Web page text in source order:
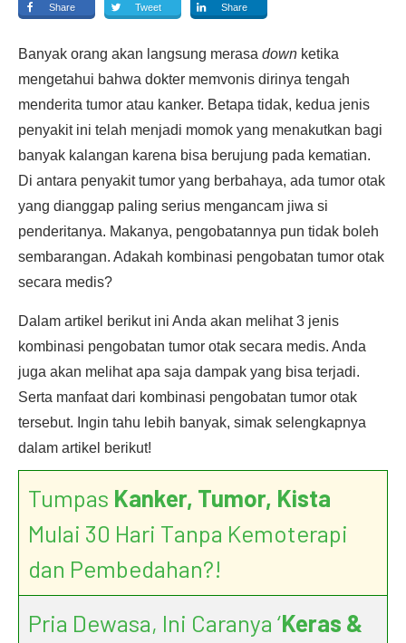
Share Tweet Share
Banyak orang akan langsung merasa down ketika
mengetahui bahwa dokter memvonis dirinya tengah
menderita tumor atau kanker. Betapa tidak, kedua jenis
penyakit ini telah menjadi momok yang menakutkan bagi
banyak kalangan karena bisa berujung pada kematian.
Di antara penyakit tumor yang berbahaya, ada tumor otak
yang dianggap paling serius mengancam jiwa si
penderitanya. Makanya, pengobatannya pun tidak boleh
sembarangan. Adakah kombinasi pengobatan tumor otak
secara medis?
Dalam artikel berikut ini Anda akan melihat 3 jenis
kombinasi pengobatan tumor otak secara medis. Anda
juga akan melihat apa saja dampak yang bisa terjadi.
Serta manfaat dari kombinasi pengobatan tumor otak
tersebut. Ingin tahu lebih banyak, simak selengkapnya
dalam artikel berikut!
Tumpas Kanker, Tumor, Kista
Mulai 30 Hari Tanpa Kemoterapi
dan Pembedahan?!
Pria Dewasa, Ini Caranya ‘Keras &